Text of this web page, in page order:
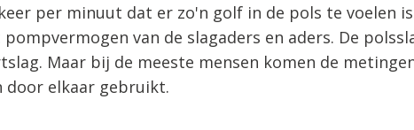
per minuut dat er zo'n golf in de pols te voelen
van de slagaders en aders. De
Maar bij de meeste mensen komen de
door elkaar gebruikt.